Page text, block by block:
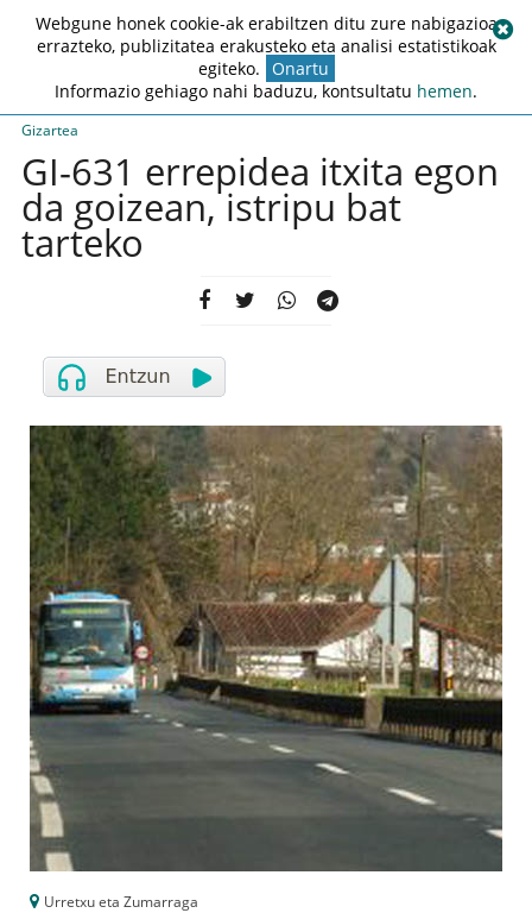
Gizartea
GI-631 errepidea itxita egon
da goizean, istripu bat
tarteko
Urretxu eta Zumarraga
Webgune honek cookie-ak erabiltzen ditu zure nabigazioa
errazteko, publizitatea erakusteko eta analisi estatistikoak
egiteko. Onartu
Informazio gehiago nahi baduzu, kontsultatu hemen.